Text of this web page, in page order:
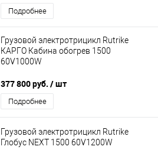
Подробнее
Грузовой электротрицикл Rutrike
КАРГО Кабина обогрев 1500
60V1000W
377 800 руб. / шт
Подробнее
Грузовой электротрицикл Rutrike
Глобус NEXT 1500 60V1200W